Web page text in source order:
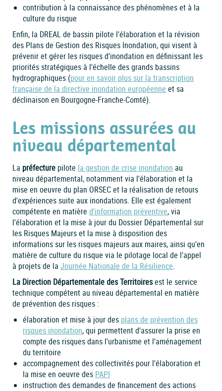
contribution à la connaissance des phénomènes et à la
culture du risque
Enfin, la DREAL de bassin pilote l'élaboration et la révision
des Plans de Gestion des Risques Inondation, qui visent à
prévenir et gérer les risques d'inondation en définissant les
priorités stratégiques à l'échelle des grands bassins
hydrographiques (pour en savoir plus sur la transcription
française de la directive inondation européenne et sa
déclinaison en Bourgogne-Franche-Comté).
Les missions assurées au
niveau départemental
La préfecture pilote la gestion de crise inondation au
niveau départemental, notamment via l'élaboration et la
mise en oeuvre du plan ORSEC et la réalisation de retours
d'expériences suite aux inondations. Elle est également
compétente en matière d'information préventive, via
l'élaboration et la mise à jour du Dossier Départemental sur
les Risques Majeurs et la mise à disposition des
informations sur les risques majeurs aux maires, ainsi qu'en
matière de culture du risque via le pilotage local de l'appel
à projets de la Journée Nationale de la Résilience.
La Direction Départementale des Territoiresest le service
technique compétent au niveau départemental en matière
de prévention des risques :
élaboration et mise à jour des plans de prévention des
risques inondation, qui permettent d'assurer la prise en
compte des risques dans l'urbanisme et l'aménagement
du territoire
accompagnement des collectivités pour l'élaboration et
la mise en oeuvre des PAPI
instruction des demandes de financement des actions